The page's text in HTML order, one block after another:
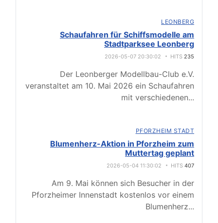
LEONBERG
Schaufahren für Schiffsmodelle am
Stadtparksee Leonberg
2026-05-07 20:30:02 HITS 235
Der Leonberger Modellbau-Club e.V.
veranstaltet am 10. Mai 2026 ein Schaufahren
mit verschiedenen...
PFORZHEIM STADT
Blumenherz-Aktion in Pforzheim zum
Muttertag geplant
2026-05-04 11:30:02 HITS 407
Am 9. Mai können sich Besucher in der
Pforzheimer Innenstadt kostenlos vor einem
Blumenherz...